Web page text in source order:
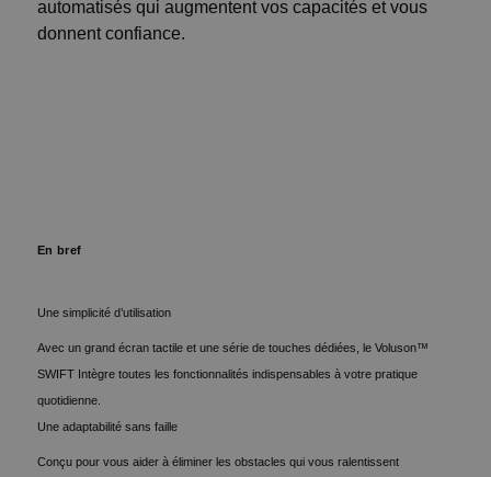
automatisés qui augmentent vos capacités et vous
donnent confiance.
En bref
Une simplicité d’utilisation
Avec un grand écran tactile et une série de touches dédiées, le Voluson™
SWIFT Intègre toutes les fonctionnalités indispensables à votre pratique
quotidienne.
Une adaptabilité sans faille
Conçu pour vous aider à éliminer les obstacles qui vous ralentissent